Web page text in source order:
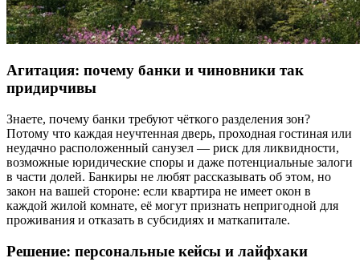
Агитация: почему банки и чиновники так
придирчивы
Знаете, почему банки требуют чёткого разделения зон?
Потому что каждая неучтенная дверь, проходная гостиная или
неудачно расположенный санузел — риск для ликвидности,
возможные юридические споры и даже потенциальные залоги
в части долей. Банкиры не любят рассказывать об этом, но
закон на вашей стороне: если квартира не имеет окон в
каждой жилой комнате, её могут признать непригодной для
проживания и отказать в субсидиях и маткапитале.
Решение: персональные кейсы и лайфхаки